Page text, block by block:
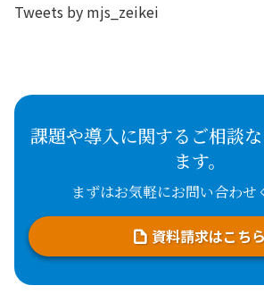
Tweets by mjs_zeikei
課題や導入に関するご相談
ます。
まずはお気軽にお問い合わせ
資料請求はこちら